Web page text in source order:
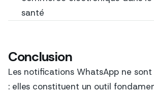
santé
Conclusion
Les notifications WhatsApp ne
: elles constituent un outil